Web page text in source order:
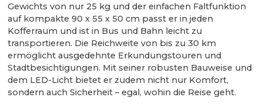
Gewichts von nur 25 kg und der einfachen Faltfunktion
auf kompakte 90 x 55 x 50 cm passt er in jeden
Kofferraum und ist in Bus und Bahn leicht zu
transportieren. Die Reichweite von bis zu 30 km
ermöglicht ausgedehnte Erkundungstouren und
Stadtbesichtigungen. Mit seiner robusten Bauweise und
dem LED-Licht bietet er zudem nicht nur Komfort,
sondern auch Sicherheit – egal, wohin die Reise geht.